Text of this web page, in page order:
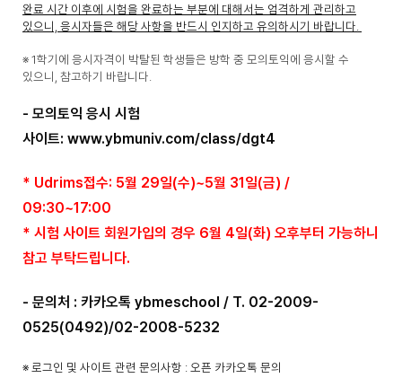
완료 시간 이후에 시험을 완료하는 부분에 대해서는 엄격하게 관리하고
있으니, 응시자들은 해당 사항을 반드시 인지하고 유의하시기 바랍니다.
※ 1학기에 응시자격이 박탈된 학생들은 방학 중 모의토익에 응시할 수
있으니, 참고하기 바랍니다.
- 모의토익 응시 시험
사이트: www.ybmuniv.com/class/dgt4
* Udrims접수: 5월 29일(수)~5월 31일(금) /
09:30~17:00
* 시험 사이트 회원가입의 경우 6월 4일(화) 오후부터 가능하니
참고 부탁드립니다.
- 문의처 : 카카오톡 ybmeschool / T. 02-2009-
0525(0492)/02-2008-5232
※ 로그인 및 사이트 관련 문의사항 : 오픈 카카오톡 문의